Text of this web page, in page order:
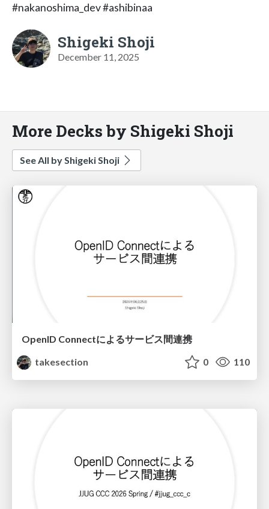
#nakanoshima_dev #ashibinaa
Shigeki Shoji
December 11, 2025
More Decks by Shigeki Shoji
See All by Shigeki Shoji
OpenID Connectによるサービス間連携
takesection
0 110